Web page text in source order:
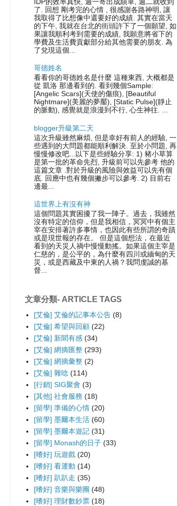
了. 回想 剛考完的心情 , 很感謝各路神明, 讓
我取得了比想像中還要好的成績. 其實在當天
的下午, 我就在台北的街頭許下了一個願望, 如
果讓我順利考到需要的成績, 我願意將省下的
學費及生活費貢獻部分給其他需要的朋友. 為
了兌現這個...
哥德姓名
看看你的哥德姓名是什麼 這種東西, 大概都是
從 凱洛 那邊看到的. 看到幾個Sample:
[Angelic Scars](天使的傷痕), [Beautiful
Nightmare](美麗的夢靨), [Static Pulse](靜止
的脈動), 感覺就是浪漫到不行, 心生神往. ...
blogger升級第二天
這次升級雖然麻煩, 但是幸好有前人的經驗, 一
些遇到的大問題都能順利解決. 至於小問題, 再
慢慢修改吧...以下是些經驗分享: 1) 豬小草算
是第一批的革命先烈, 升級前可以先參考 他的
這篇文章 .對於升級的風險與效益可以先有個
底. 回應中也有幾個撇步可以參考. 2) 目前右
邊最...
這世界上有沒有神
這個問題其實困擾了我一陣子。過去，我雖然
沒有特定的信仰，但是我相信，冥冥中有個主
宰在安排著許多事情，也因此有些所謂的奇蹟
或是現世報的存在。 但是這個想法，在最近
看到的天災人禍中慢慢動搖。如果這個主宰是
仁慈的，是公平的，為什麼有四川或緬甸的天
災，或是西藏及中東的人禍？我問虔誠的基
督...
文章分類- ARTICLE TAGS
[艾倫] 艾倫的記事本公告 (8)
[艾倫] 希望與回顧 (22)
[艾倫] 新聞有感 (34)
[艾倫] 網摘匯整 (293)
[艾倫] 網摘彙整 (2)
[艾倫] 雜唸 (114)
[行銷] SIG聚會 (3)
[其他] 社會服務 (18)
[留學] 準備的心情 (20)
[留學] 墨爾本生活 (60)
[留學] 墨爾本遊記 (31)
[留學] Monash的日子 (33)
[嗜好] 玩遊戲 (20)
[嗜好] 看運動 (14)
[嗜好] 趴趴走 (35)
[嗜好] 音樂與樂團 (48)
[嗜好] 理財數鈔票 (18)